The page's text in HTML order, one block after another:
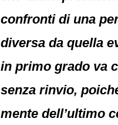
confronti di una
diversa da quella
in primo grado va
senza rinvio,
mente dell’ultimo